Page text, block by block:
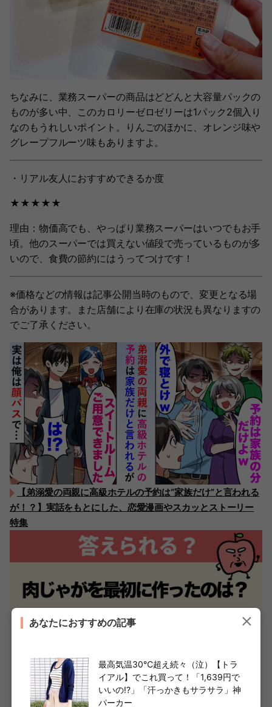
ちなみに、業務スーパーの商品はどどんと大容量パックの
ものが多い中、このカロリーゼロゼリーは1パック2個入り
なのもうれしいポイント。りんごのほかに、オレンジ味や
グレープフルーツ味もありますよ。
・リアル友人におすすめできるか度
★★★★★
理由：物価高でも、やっぱり業務スーパーはいつでもお手
頃。他のスーパーでは買えない値段で売っているものが多
いので、食費の節約にはうってつけです！
※価格などの情報は記事公開当時のもので、変更となる場
合があります。また店舗により在庫の状況も異なりますの
でご了承ください。
【弟溺愛の両親に高級ホテルの予約は“家族だけ”と言われる
が！？】実話をもとにした、恋愛漫画やスカッとストーリー
特集
あなたにおすすめの記事
最高気温30℃超え続々（泣）【トラ
イアル】でこれ買って！「1,639円で
いいの!?」「汗っかきもサラサラ」神
パーカー